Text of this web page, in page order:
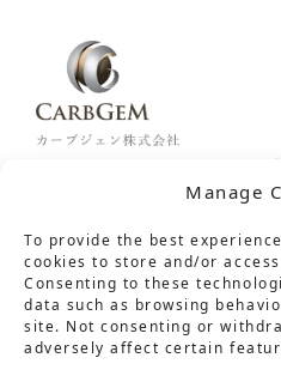
Manage
To provide the best
cookies to store and/or
Consenting to these
data such as browsing
site. Not consenting or
adversely affect certain
Solution Service Product
Contact用語集
情報セキュリティ基本方針特